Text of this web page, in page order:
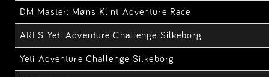
DM Master: Møns Klint Adventure Race
ARES Yeti Adventure Challenge Silkeborg
Yeti Adventure Challenge Silkeborg